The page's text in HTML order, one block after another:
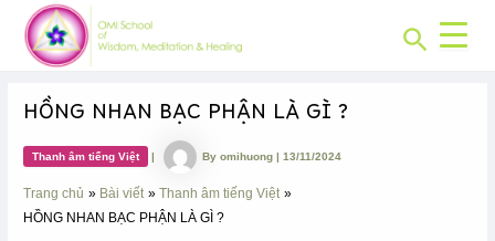
content
Search
HỒNG NHAN BẠC PHẬN LÀ GÌ ?
Thanh âm tiếng Việt | Byomihuong|13/11/2024
Trang chủ Bài viết
Thanh âm tiếng Việt
HỒNG NHAN BẠC PHẬN LÀ GÌ ?
Post
navigation
CHUYÊN
MỤC: